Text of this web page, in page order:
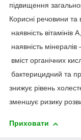
підвищення
Корисні речовини та
наявність
наявність
вміст органічних
бактерицидний та
знижує рівень
зменшує ризику
Приховати